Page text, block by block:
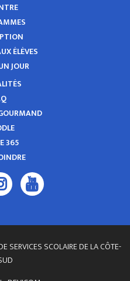
ÉLÈVES
JOUR
365
SERVICES SCOLAIRE DE LA CÔTE-